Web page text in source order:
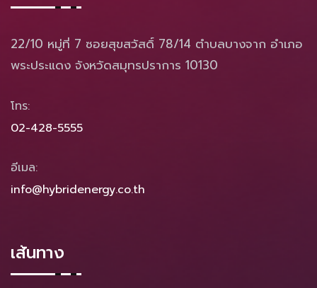
22/10 หมู่ที่ 7 ซอยสุขสวัสดิ์ 78/14 ตำบลบางจาก อำเภอ
พระประแดง จังหวัดสมุทรปราการ 10130
โทร:
02-428-5555
อีเมล:
info@hybridenergy.co.th
เส้นทาง